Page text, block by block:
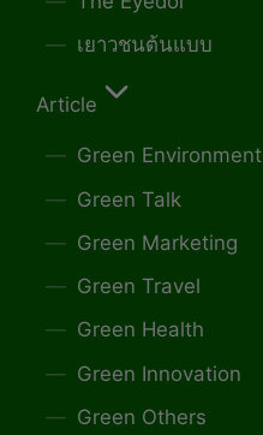
เยาวชนต้นแบบ
Article
Green Environment
Green Talk
Green Marketing
Green Travel
Green Health
Green Innovation
Green Others